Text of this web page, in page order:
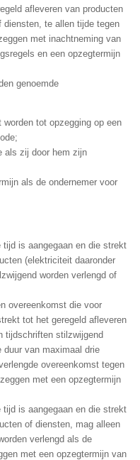
afleveren van producten
diensten, te allen tijde tegen
met inachtneming van
en een opzegtermijn
genoemde
tot opzegging op een
als zij door hem zijn
als de ondernemer voor
tijd is aangegaan en die strekt
(elektriciteit daaronder
worden verlengd of
overeenkomst die voor
tot het geregeld afleveren
tijdschriften stilzwijgend
duur van maximaal drie
overeenkomst tegen
met een opzegtermijn
tijd is aangegaan en die strekt
of diensten, mag alleen
verlengd als de
met een opzegtermijn van